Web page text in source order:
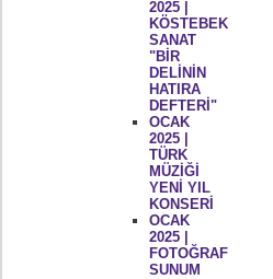
2025 |
KÖSTEBEK
SANAT
"BİR
DELİNİN
HATIRA
DEFTERİ"
OCAK
2025 |
TÜRK
MÜZİĞİ
YENİ YIL
KONSERİ
OCAK
2025 |
FOTOĞRAF
SUNUM